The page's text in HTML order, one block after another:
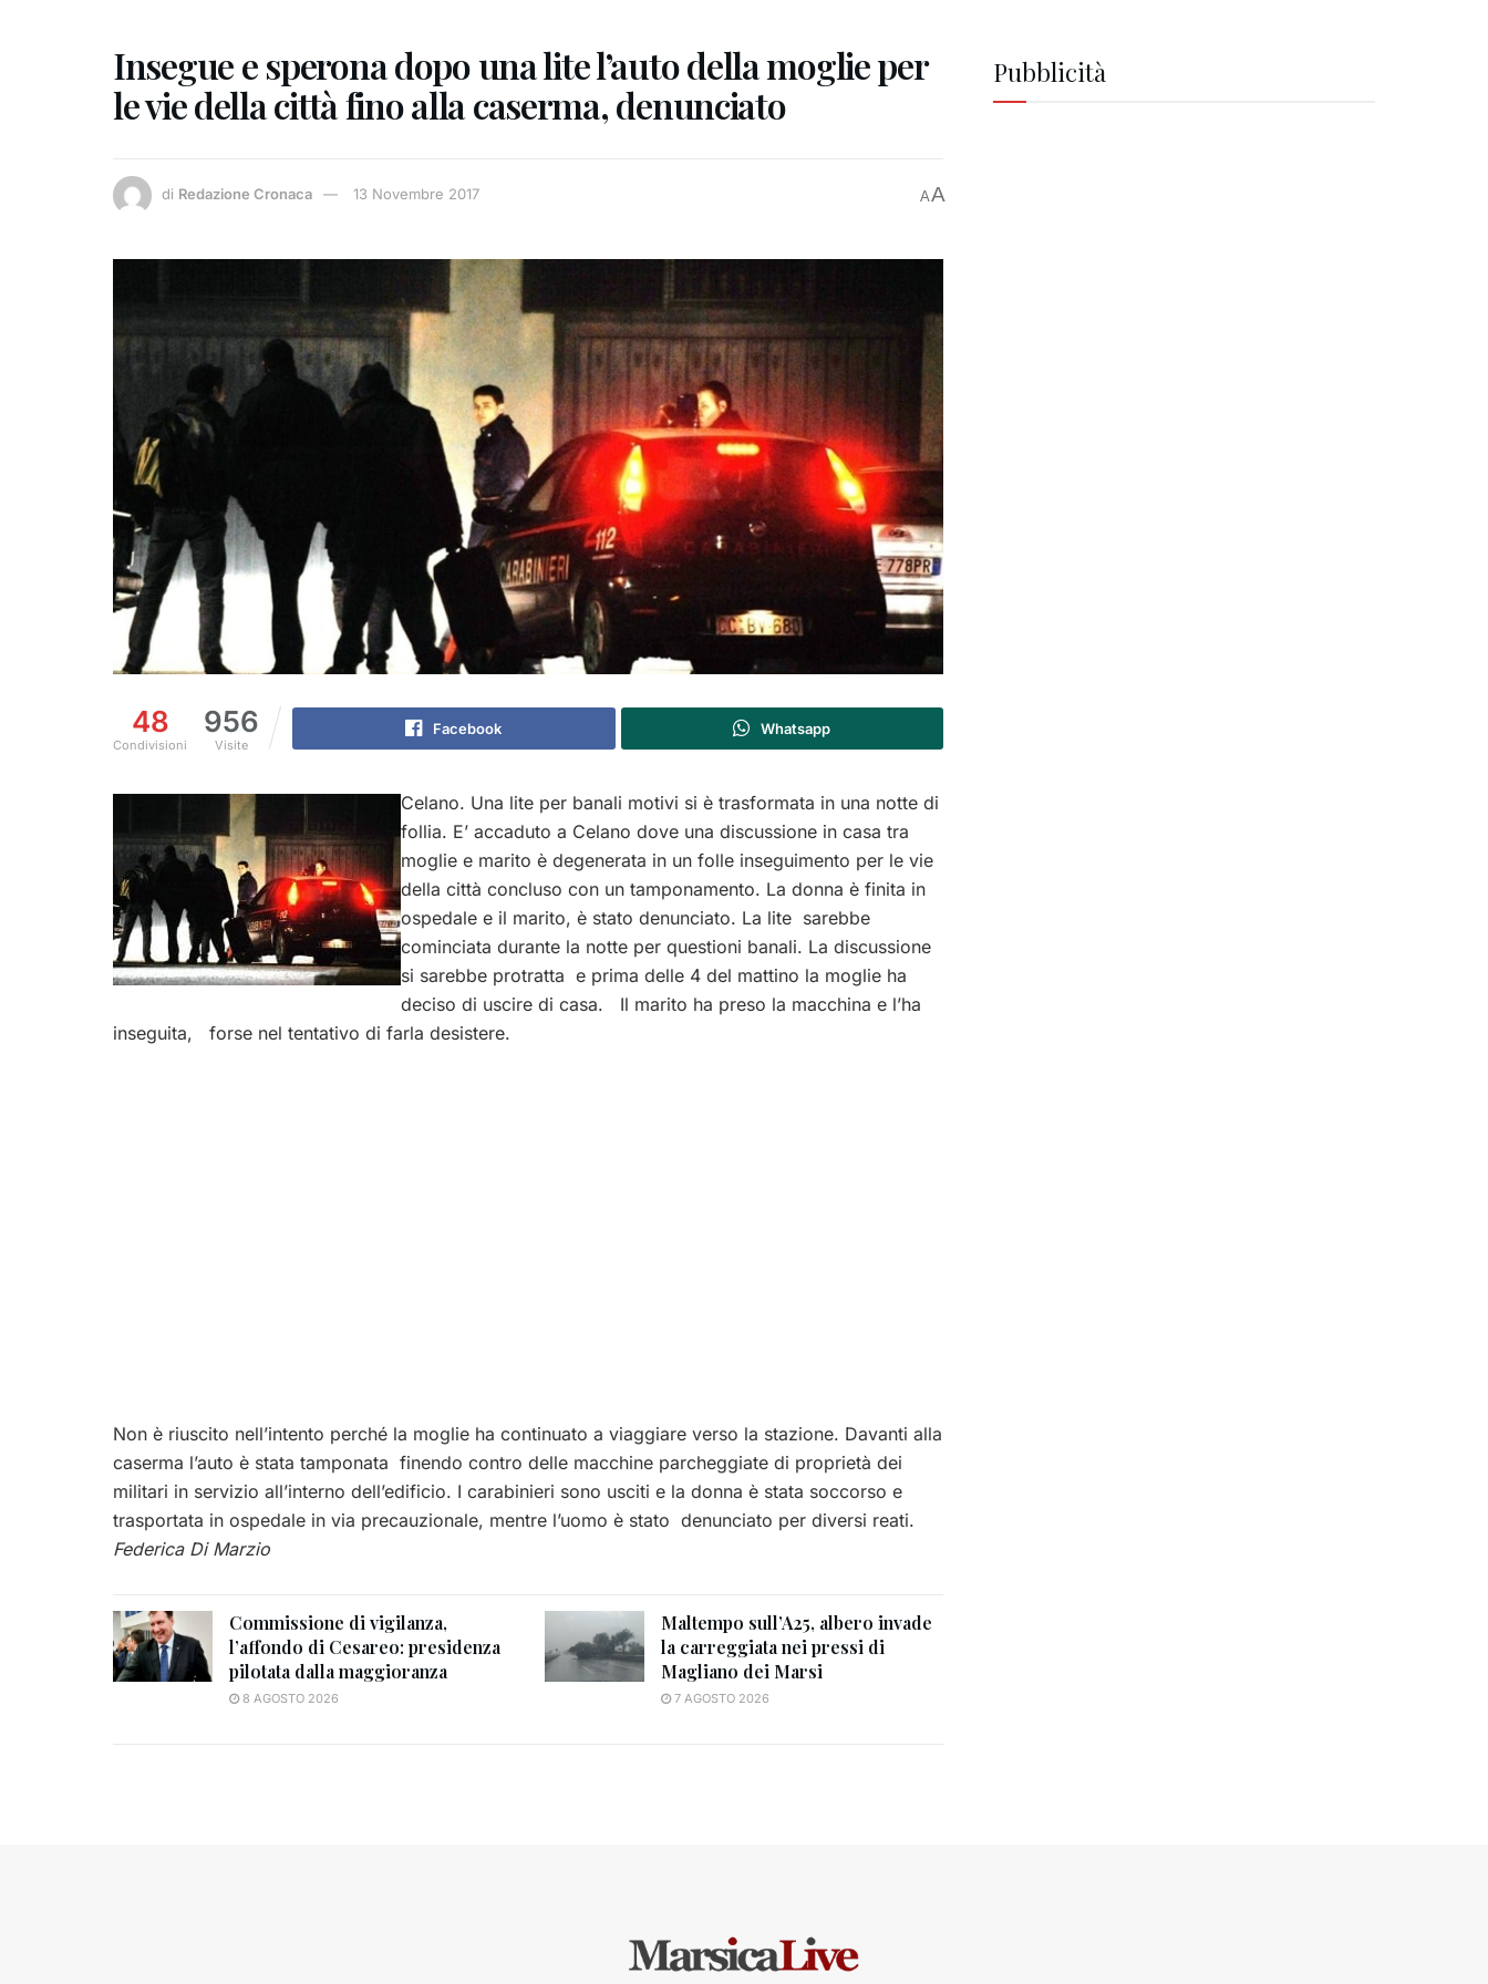
Insegue e sperona dopo una lite l’auto della moglie per
le vie della città fino alla caserma, denunciato
di Redazione Cronaca 13 Novembre 2017 AA
48
Condivisioni
956
Visite
Facebook Whatsapp
Celano. Una lite per banali motivi si è trasformata in una notte di
follia. E’ accaduto a Celano dove una discussione in casa tra
moglie e marito è degenerata in un folle inseguimento per le vie
della città concluso con un tamponamento. La donna è finita in
ospedale e il marito, è stato denunciato. La lite sarebbe
cominciata durante la notte per questioni banali. La discussione
si sarebbe protratta e prima delle 4 del mattino la moglie ha
deciso di uscire di casa. Il marito ha preso la macchina e l’ha
inseguita, forse nel tentativo di farla desistere.
Non è riuscito nell’intento perché la moglie ha continuato a viaggiare verso la stazione. Davanti alla
caserma l’auto è stata tamponata finendo contro delle macchine parcheggiate di proprietà dei
militari in servizio all’interno dell’edificio. I carabinieri sono usciti e la donna è stata soccorso e
trasportata in ospedale in via precauzionale, mentre l’uomo è stato denunciato per diversi reati.
Federica Di Marzio
Commissione di vigilanza,
l’affondo di Cesareo: presidenza
pilotata dalla maggioranza
8 AGOSTO 2026
Maltempo sull’A25, albero invade
la carreggiata nei pressi di
Magliano dei Marsi
7 AGOSTO 2026
Pubblicità